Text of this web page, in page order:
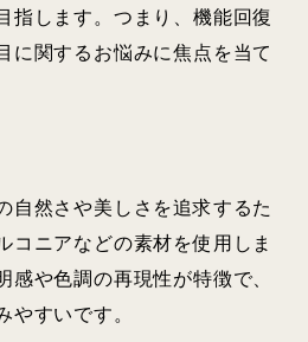
指します。つまり、機能回復
に関するお悩みに焦点を当て
自然さや美しさを追求するた
コニアなどの素材を使用しま
感や色調の再現性が特徴で、
やすいです。